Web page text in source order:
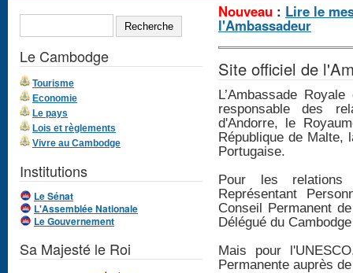
Nouveau : Lire le
l'Ambassadeur
Site officiel de
L’Ambassade
responsable des
d'Andorre, le
République de Malte,
Portugaise.
Pour les relations
Représentant
Conseil Permanent
Délégué du
Mais pour
Permanente auprès
Formulaire de
recherche
Le Cambodge
Tourisme
Economie
Le pays
Lois et règlements
Vivre au Cambodge
Institutions
Le Sénat
L'Assemblée Nationale
Le Gouvernement
Sa Majesté le Roi